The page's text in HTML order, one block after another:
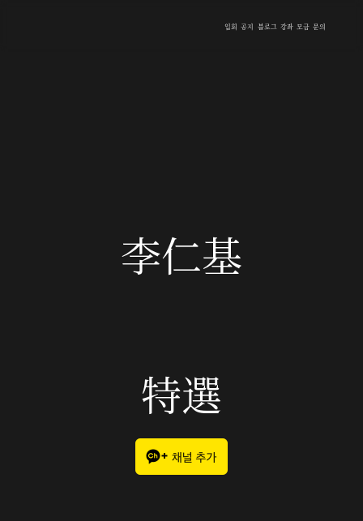
입회 공지 블로그 강좌 모금 문의
李仁基
特選